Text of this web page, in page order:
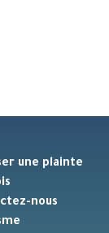
une plainte
nous